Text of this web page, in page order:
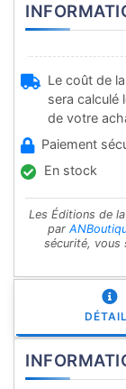
Le coût de
sera calculé
de votre
Paiement
En stock
Les Éditions de
par
sécurité, vous